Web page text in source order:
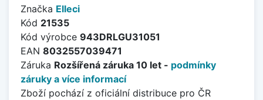
Značka Elleci
Kód 21535
Kód výrobce 943DRLGU31051
EAN 8032557039471
Záruka Rozšířená záruka 10 let - podmínky
záruky a více informací
Zboží pochází z oficiální distribuce pro ČR